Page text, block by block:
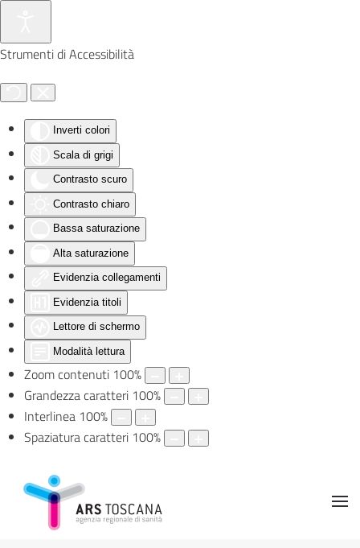
Strumenti di Accessibilità
Inverti colori
Scala di grigi
Contrasto scuro
Contrasto chiaro
Bassa saturazione
Alta saturazione
Evidenzia collegamenti
Evidenzia titoli
Lettore di schermo
Modalità lettura
Zoom contenuti 100%
Grandezza caratteri 100%
Interlinea 100%
Spaziatura caratteri 100%
Skip to main content